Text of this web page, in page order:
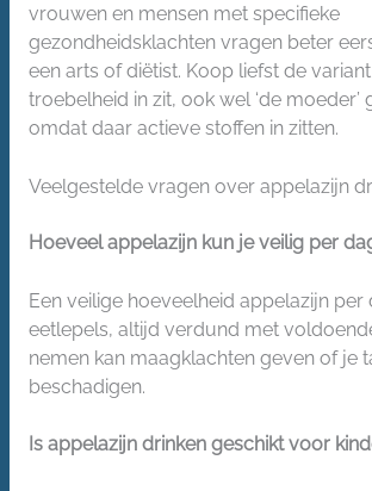
vrouwen en mensen met specifieke
gezondheidsklachten vragen beter
een arts of diëtist. Koop liefst de
troebelheid in zit, ook wel ‘de moeder’
omdat daar actieve stoffen in zitten.
Veelgestelde vragen over appelazijn
Hoeveel appelazijn kun je veilig per
Een veilige hoeveelheid appelazijn per
eetlepels, altijd verdund met
nemen kan maagklachten geven of je
beschadigen.
Is appelazijn drinken geschikt voor